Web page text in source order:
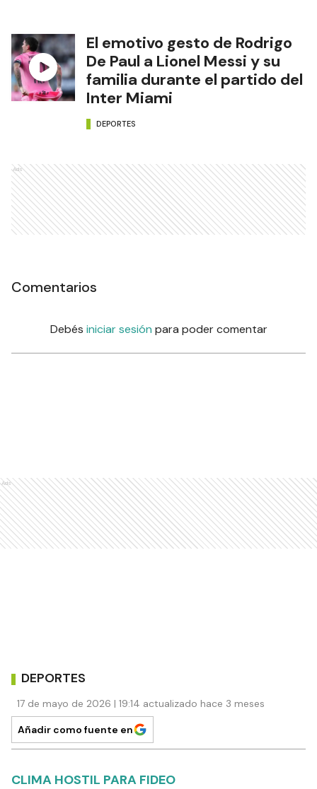
El emotivo gesto de Rodrigo
De Paul a Lionel Messi y su
familia durante el partido del
Inter Miami
DEPORTES
Ads
Comentarios
Debés iniciar sesión para poder comentar
Ads
DEPORTES
17 de mayo de 2026 | 19:14 actualizado hace 3 meses
Añadir como fuente en
CLIMA HOSTIL PARA FIDEO